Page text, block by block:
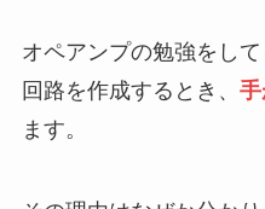
オペアンプの勉強をし
回路を作成するとき、 手
ます。